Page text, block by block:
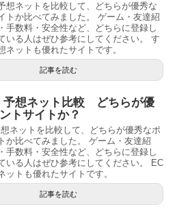
想ネットを比較して、どちらが優秀な
トか比べてみました。 ゲーム・友達紹
手数料・安全性など、どちらに登録し
いる人はぜひ参考にしてください。 す
ネットも優れたサイトです。
記事を読む
予想ネット比較 どちらが優
トサイトか？
ネットを比較して、どちらが優秀なポ
か比べてみました。 ゲーム・友達紹
手数料・安全性など、どちらに登録し
いる人はぜひ参考にしてください。 EC
ットも優れたサイトです。
記事を読む